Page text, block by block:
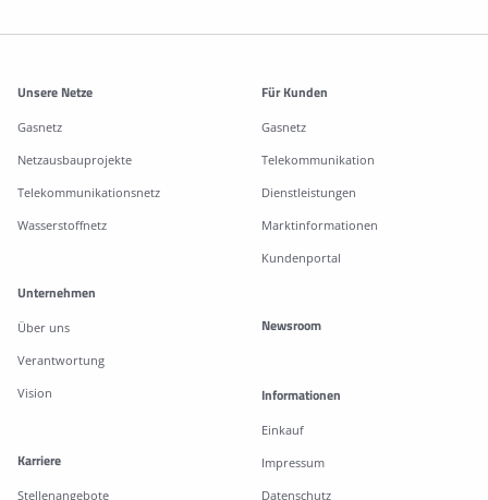
Weitere Informationen
Unsere Netze
Gasnetz
Netzausbauprojekte
Telekommunikationsnetz
Wasserstoffnetz
Für Kunden
Gasnetz
Telekommunikation
Dienstleistungen
Marktinformationen
Kundenportal
Unternehmen
Über uns
Verantwortung
Vision
Karriere
Stellenangebote
Newsroom
Informationen
Einkauf
Impressum
Datenschutz